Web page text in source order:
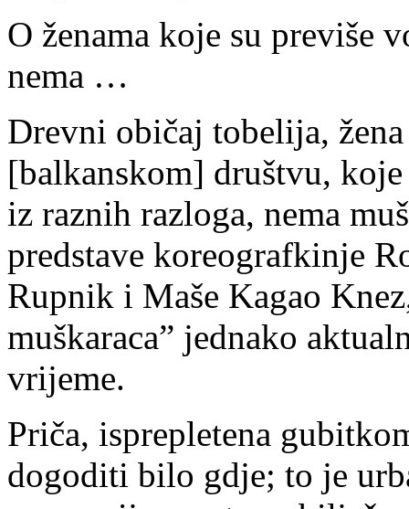
O ženama koje su previše
nema …
Drevni običaj tobelija,
[balkanskom] društvu,
iz raznih razloga, nema
predstave koreografkinje
Rupnik i Maše Kagao
muškaraca” jednako
vrijeme.
Priča, isprepletena
dogoditi bilo gdje; to je